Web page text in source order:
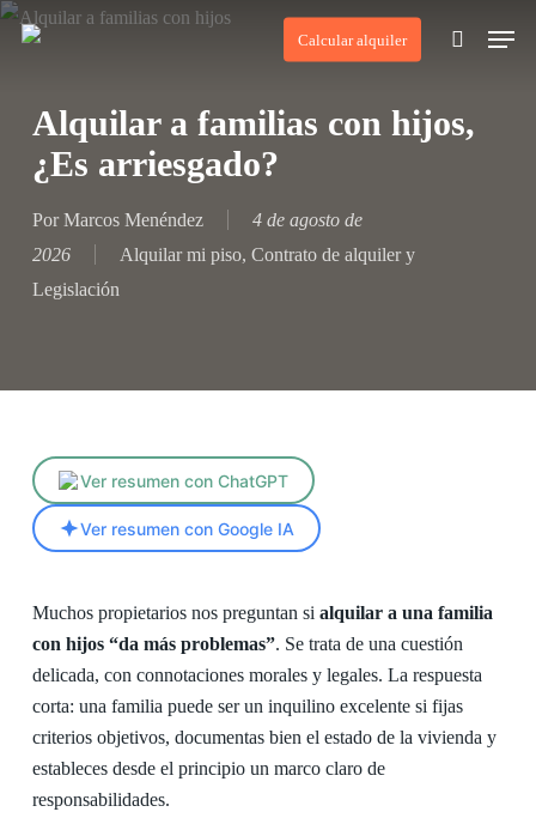
Skip
content
Calcular alquiler
search
Menu
Alquilar a familias con hijos,
¿Es arriesgado?
Por Marcos Menéndez
4 de agosto de
2026
Alquilar mi piso, Contrato de alquiler y
Legislación
Ver resumen con ChatGPT
Ver resumen con Google IA
Muchos propietarios nos preguntan si alquilar a una familia
con hijos “da más problemas”. Se trata de una cuestión
delicada, con connotaciones morales y legales. La respuesta
corta: una familia puede ser un inquilino excelente si fijas
criterios objetivos, documentas bien el estado de la vivienda y
estableces desde el principio un marco claro de
responsabilidades.